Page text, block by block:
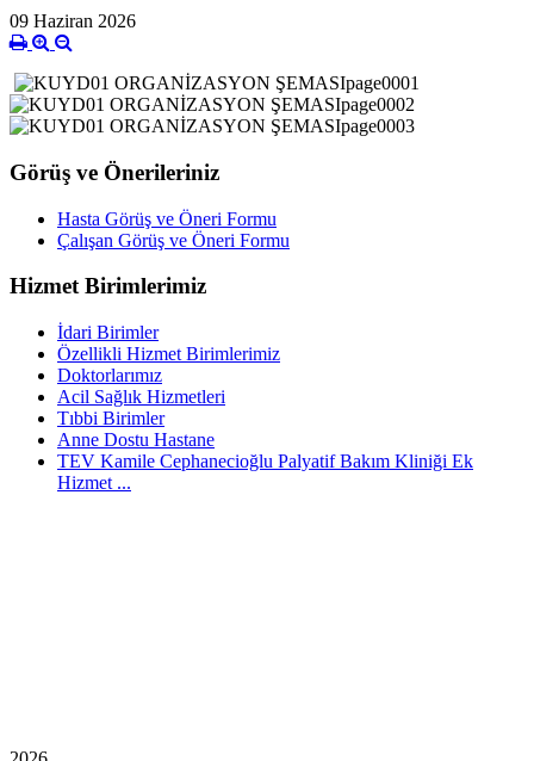
09 Haziran 2026
Görüş ve Önerileriniz
Hasta Görüş ve Öneri Formu
Çalışan Görüş ve Öneri Formu
Hizmet Birimlerimiz
İdari Birimler
Özellikli Hizmet Birimlerimiz
Doktorlarımız
Acil Sağlık Hizmetleri
Tıbbi Birimler
Anne Dostu Hastane
TEV Kamile Cephanecioğlu Palyatif Bakım Kliniği Ek
Hizmet ...